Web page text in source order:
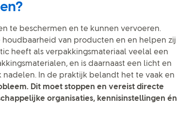
te beschermen en te kunnen vervoeren.
van producten en en helpen zij
heeft als verpakkingsmateriaal veelal een
en is daarnaast een licht en
nadelen. In de praktijk belandt het te vaak en
Dit moet stoppen en vereist directe
organisaties, kennisinstellingen én